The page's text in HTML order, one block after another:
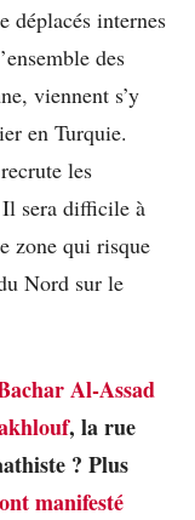
déplacés internes
des
viennent s’y
en Turquie.
les
Il sera difficile à
zone qui risque
Nord sur le
Al-Assad
, la rue
? Plus
manifesté